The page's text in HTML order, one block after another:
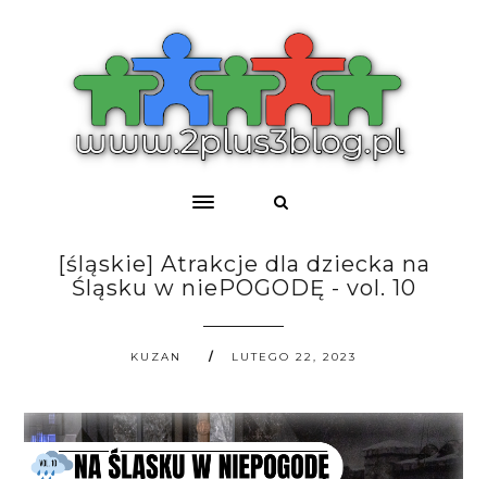
[śląskie] Atrakcje dla dziecka na
Śląsku w niePOGODĘ - vol. 10
KUZAN LUTEGO 22, 2023